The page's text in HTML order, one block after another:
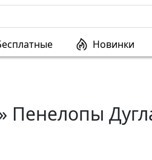
Новинки
Пенелопы